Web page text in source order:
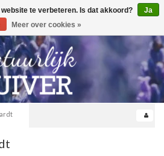
0
te verbeteren. Is dat akkoord?
Ja
Meer over cookies »